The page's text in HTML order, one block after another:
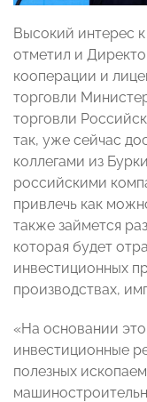
Высокий интерес
отметил и
кооперации и
торговли
торговли
так, уже сейчас
коллегами из
российскими
привлечь как
также займется
которая будет
инвестиционных
производствах,
«На основании
инвестиционные
полезных